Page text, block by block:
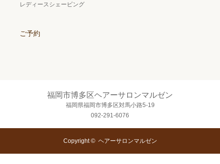
レディースシェービング
ご予約
福岡市博多区ヘアーサロンマルゼン
福岡県福岡市博多区対馬小路5-19
092-291-6076
Copyright © ヘアーサロンマルゼン